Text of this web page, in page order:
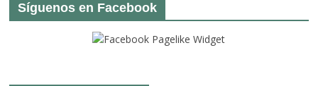
Síguenos en Facebook